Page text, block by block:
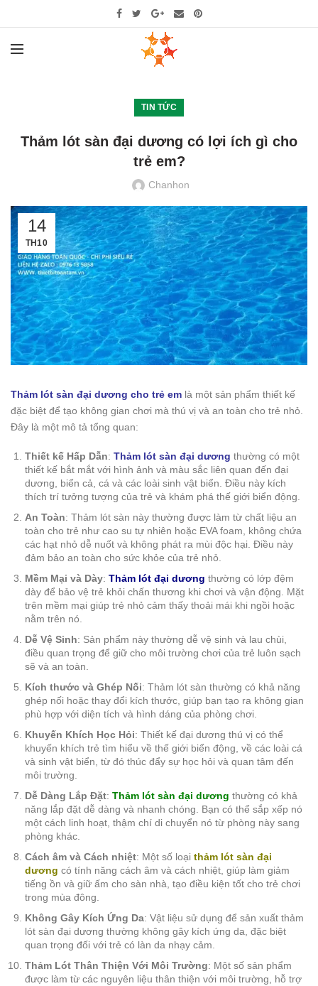
TIN TỨC
Thảm lót sàn đại dương có lợi ích gì cho
trẻ em?
Chanhon
14
TH10
Thảm lót sàn đại dương cho trẻ em là một sản phẩm thiết kế
đặc biệt để tạo không gian chơi mà thú vị và an toàn cho trẻ nhỏ.
Đây là một mô tả tổng quan:
Thiết kế Hấp Dẫn: Thảm lót sàn đại dương thường có một
thiết kế bắt mắt với hình ảnh và màu sắc liên quan đến đại
dương, biển cả, cá và các loài sinh vật biển. Điều này kích
thích trí tưởng tượng của trẻ và khám phá thế giới biển động.
An Toàn: Thảm lót sàn này thường được làm từ chất liệu an
toàn cho trẻ như cao su tự nhiên hoặc EVA foam, không chứa
các hạt nhỏ dễ nuốt và không phát ra mùi độc hại. Điều này
đảm bảo an toàn cho sức khỏe của trẻ nhỏ.
Mềm Mại và Dày: Thảm lót đại dương thường có lớp đệm
dày để bảo vệ trẻ khỏi chấn thương khi chơi và vận động. Mặt
trên mềm mại giúp trẻ nhỏ cảm thấy thoải mái khi ngồi hoặc
nằm trên nó.
Dễ Vệ Sinh: Sản phẩm này thường dễ vệ sinh và lau chùi,
điều quan trọng để giữ cho môi trường chơi của trẻ luôn sạch
sẽ và an toàn.
Kích thước và Ghép Nối: Thảm lót sàn thường có khả năng
ghép nối hoặc thay đổi kích thước, giúp bạn tạo ra không gian
phù hợp với diện tích và hình dáng của phòng chơi.
Khuyến Khích Học Hỏi: Thiết kế đại dương thú vị có thể
khuyến khích trẻ tìm hiểu về thế giới biển động, về các loài cá
và sinh vật biển, từ đó thúc đẩy sự học hỏi và quan tâm đến
môi trường.
Dễ Dàng Lắp Đặt: Thảm lót sàn đại dương thường có khả
năng lắp đặt dễ dàng và nhanh chóng. Bạn có thể sắp xếp nó
một cách linh hoạt, thậm chí di chuyển nó từ phòng này sang
phòng khác.
Cách âm và Cách nhiệt: Một số loại thảm lót sàn đại
dương có tính năng cách âm và cách nhiệt, giúp làm giảm
tiếng ồn và giữ ấm cho sàn nhà, tạo điều kiện tốt cho trẻ chơi
trong mùa đông.
Không Gây Kích Ứng Da: Vật liệu sử dụng để sản xuất thảm
lót sàn đại dương thường không gây kích ứng da, đặc biệt
quan trọng đối với trẻ có làn da nhạy cảm.
Thảm Lót Thân Thiện Với Môi Trường: Một số sản phẩm
được làm từ các nguyên liệu thân thiện với môi trường, hỗ trợ